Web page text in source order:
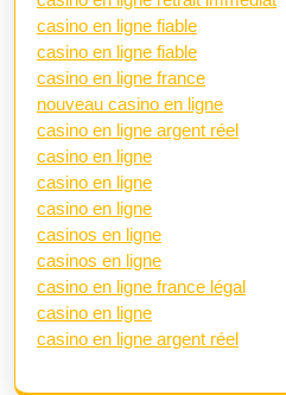
casino en ligne fiable
casino en ligne fiable
casino en ligne france
nouveau casino en ligne
casino en ligne argent réel
casino en ligne
casino en ligne
casino en ligne
casinos en ligne
casinos en ligne
casino en ligne france légal
casino en ligne
casino en ligne argent réel